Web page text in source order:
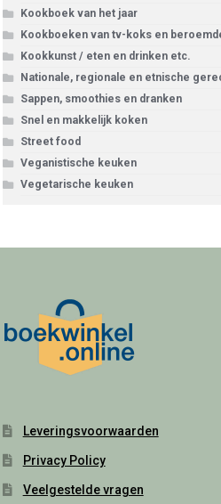
Kookboek van het jaar
Kookboeken van tv-koks en
Kookkunst / eten en drinken etc.
Nationale, regionale en etnische
Sappen, smoothies en dranken
Snel en makkelijk koken
Street food
Veganistische keuken
Vegetarische keuken
Leveringsvoorwaarden
Privacy Policy
Veelgestelde vragen